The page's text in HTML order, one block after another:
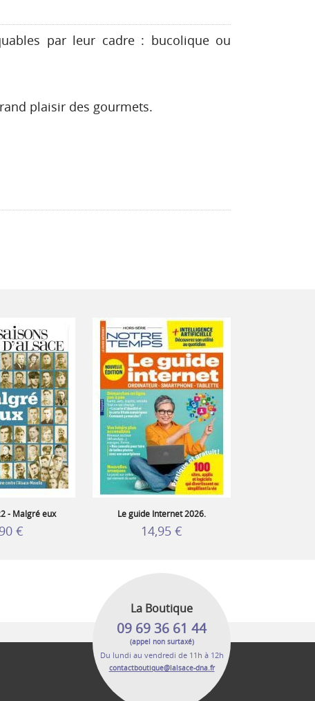
par leur cadre : bucolique ou
plaisir des gourmets.
- Malgré eux
€
Le guide Internet 2026.
14,95 €
La Boutique
09 69 36 61 44
(appel non surtaxé)
Du lundi au vendredi de 11h à 12h
contactboutique@lalsace-dna.fr